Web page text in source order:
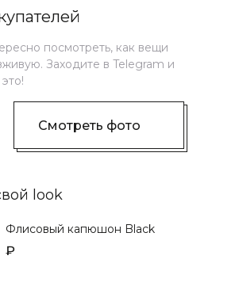
посмотреть, как вещи
Заходите в Telegram и
Смотреть фото
look
Флисовый капюшон Black